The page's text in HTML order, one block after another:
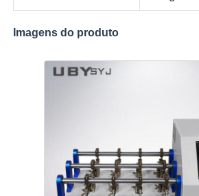
Imagens do produto